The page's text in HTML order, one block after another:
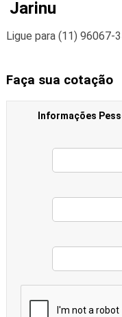
Jarinu
Ligue para (11) 96067-
Faça sua cotação
Informações